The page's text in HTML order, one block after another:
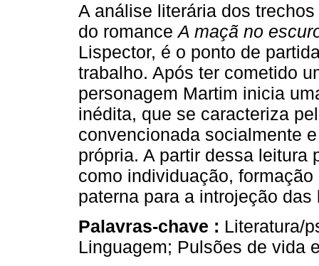
A análise literária dos
do romanceA maçã no
Lispector, é o ponto de
trabalho. Após ter cometido
personagem Martim inicia
inédita, que se caracteriza
convencionada socialmente
própria. A partir dessa leitura
como individuação,
paterna para a introjeção
Palavras-chave : Literatura/
Linguagem; Pulsões de vida